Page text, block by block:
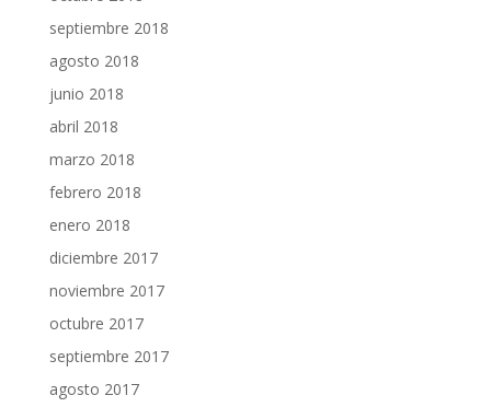
septiembre 2018
agosto 2018
junio 2018
abril 2018
marzo 2018
febrero 2018
enero 2018
diciembre 2017
noviembre 2017
octubre 2017
septiembre 2017
agosto 2017